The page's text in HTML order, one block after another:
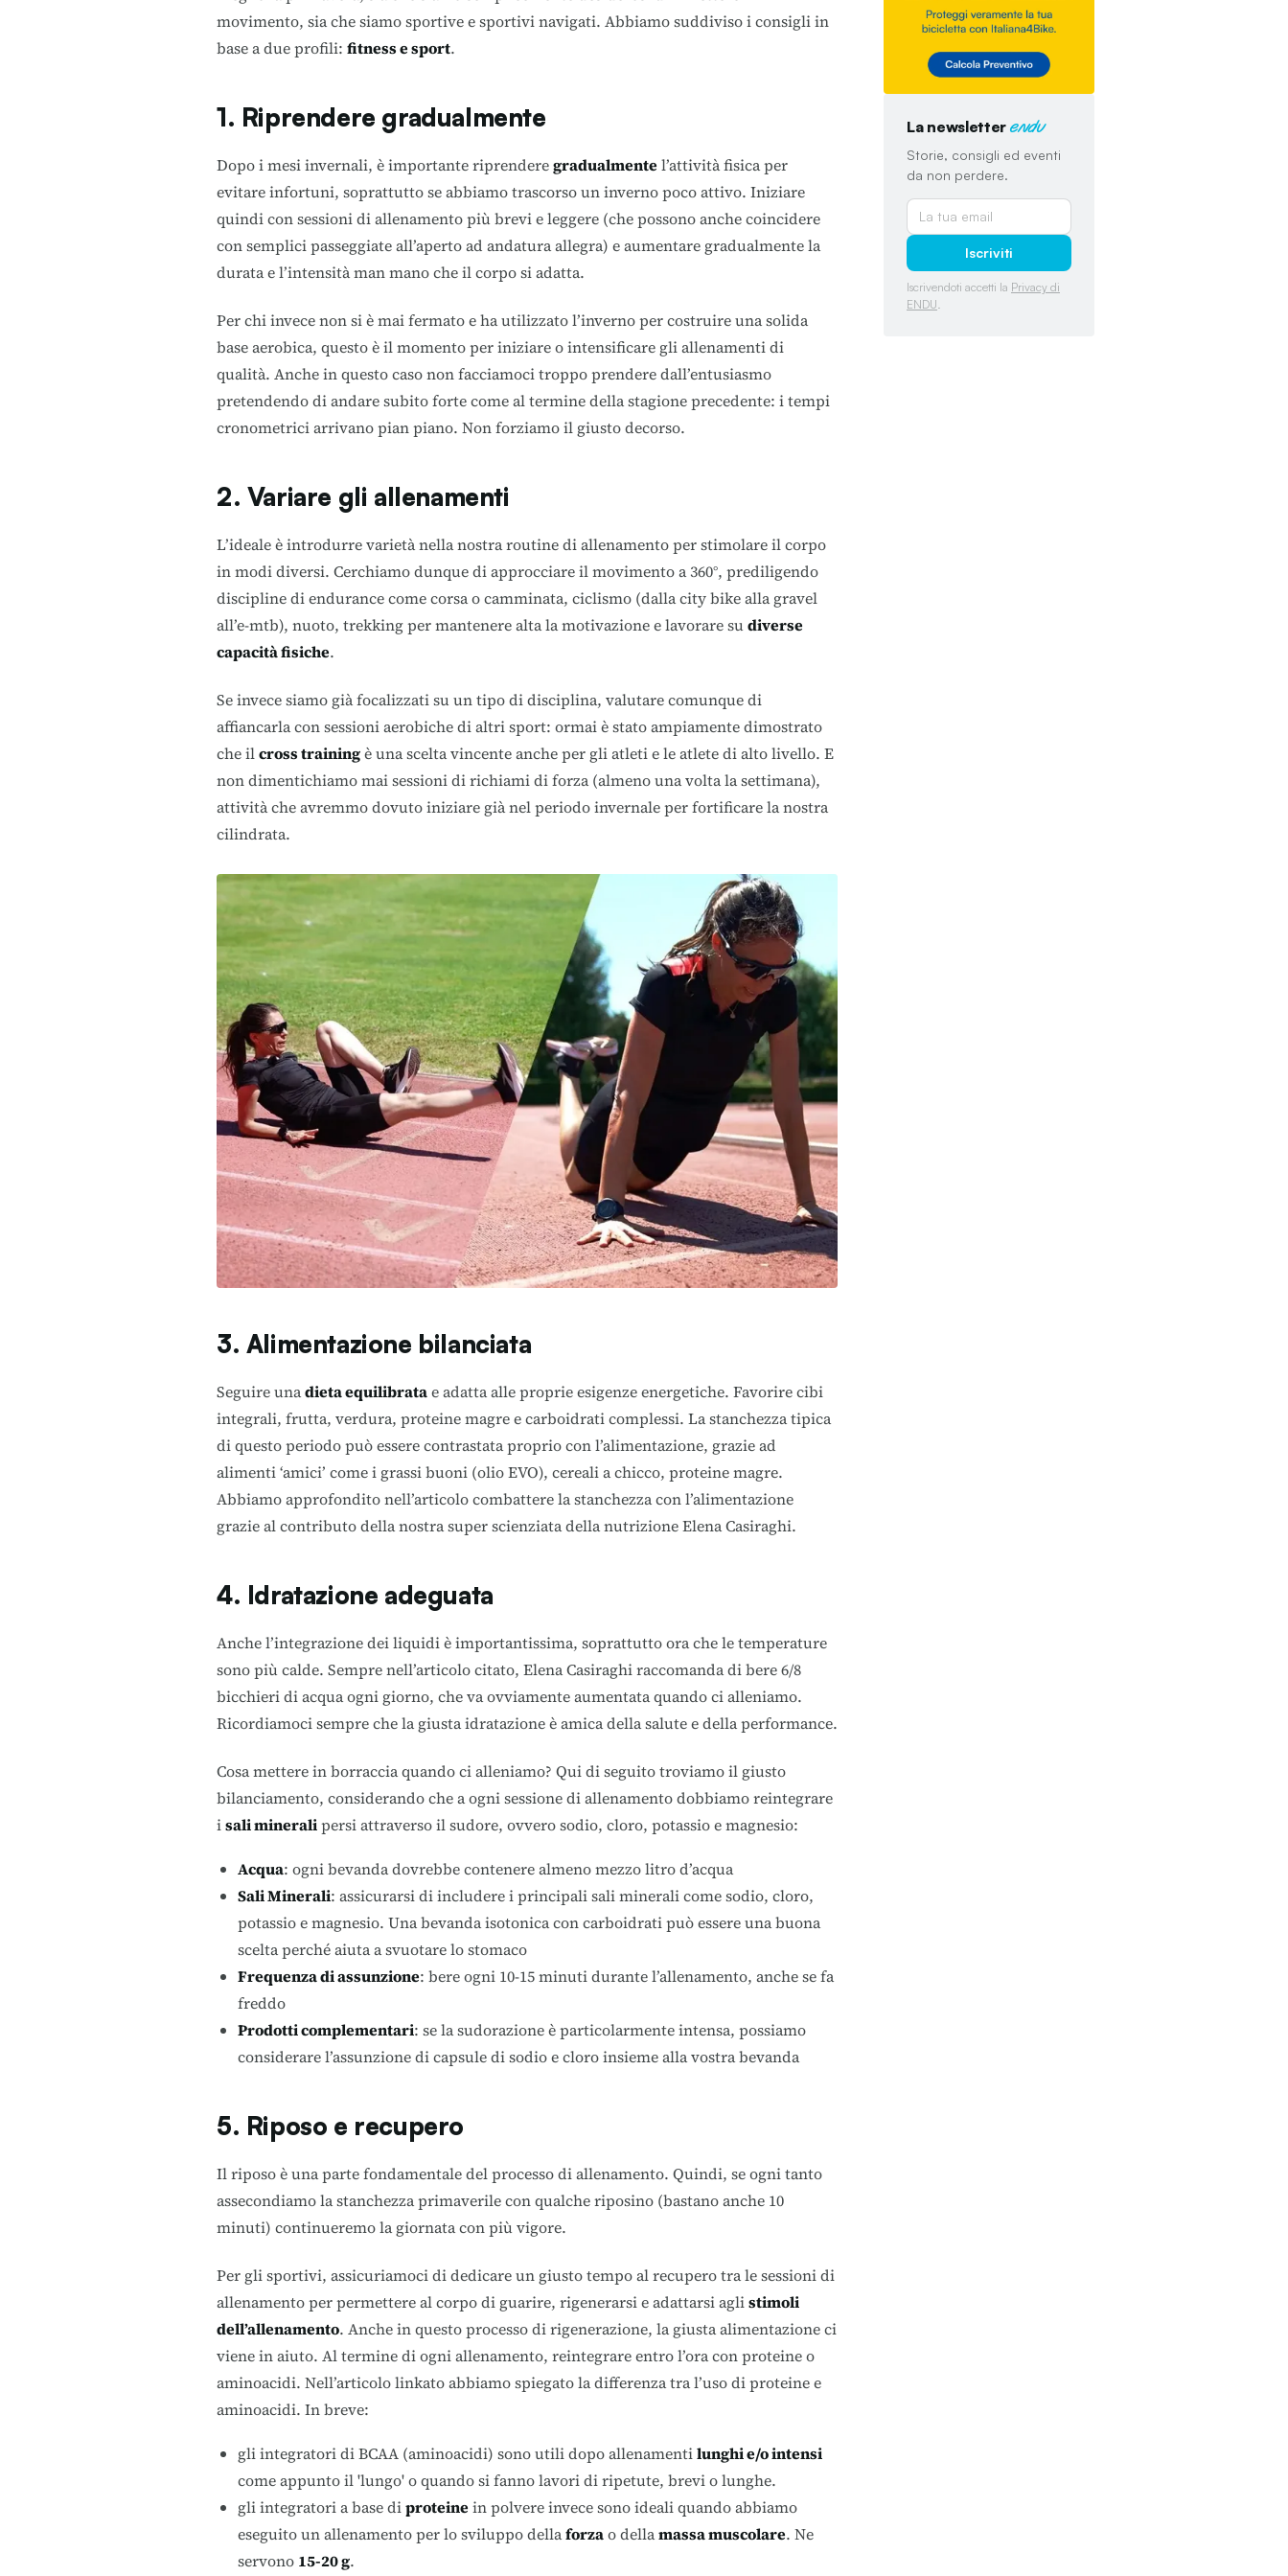
movimento, sia che siamo sportive e sportivi navigati. Abbiamo suddiviso i consigli in
base a due profili: fitness e sport.
1. Riprendere gradualmente
Dopo i mesi invernali, è importante riprenderegradualmentel’attività fisica per
evitare infortuni, soprattutto se abbiamo trascorso un inverno poco attivo. Iniziare
quindi con sessioni di allenamento più brevi e leggere (che possono anche coincidere
con semplici passeggiate all’aperto ad andatura allegra) e aumentare gradualmente la
durata e l’intensità man mano che il corpo si adatta.
Per chi invece non si è mai fermato e ha utilizzato l’inverno per costruire una solida
base aerobica, questo è il momento per iniziare o intensificare gli allenamenti di
qualità. Anche in questo caso non facciamoci troppo prendere dall’entusiasmo
pretendendo di andare subito forte come al termine della stagione precedente: i tempi
cronometrici arrivano pian piano. Non forziamo il giusto decorso.
2. Variare gli allenamenti
L’ideale è introdurre varietà nella nostra routine di allenamento per stimolare il corpo
in modi diversi. Cerchiamo dunque di approcciare il movimento a 360°, prediligendo
discipline di endurance come corsa o camminata, ciclismo (dalla city bike alla gravel
all’e-mtb), nuoto, trekking per mantenere alta la motivazione e lavorare sudiverse
capacità fisiche.
Se invece siamo già focalizzati su un tipo di disciplina, valutare comunque di
affiancarla con sessioni aerobiche di altri sport: ormai è stato ampiamente dimostrato
che ilcross trainingè una scelta vincente anche per gli atleti e le atlete di alto livello. E
non dimentichiamo mai sessioni di richiami di forza (almeno una volta la settimana),
attività che avremmo dovuto iniziare già nel periodo invernale per fortificare la nostra
cilindrata.
3. Alimentazione bilanciata
Seguire unadieta equilibratae adatta alle proprie esigenze energetiche. Favorire cibi
integrali, frutta, verdura, proteine magre e carboidrati complessi. La stanchezza tipica
di questo periodo può essere contrastata proprio con l’alimentazione, grazie ad
alimenti ‘amici’ come i grassi buoni (olio EVO), cereali a chicco, proteine magre.
Abbiamo approfondito nell’articolocombattere la stanchezza con l’alimentazione
grazie al contributo della nostra super scienziata della nutrizione Elena Casiraghi.
4. Idratazione adeguata
Anche l’integrazione dei liquidi è importantissima, soprattutto ora che le temperature
sono più calde. Sempre nell’articolo citato, Elena Casiraghi raccomanda di bere 6/8
bicchieri di acqua ogni giorno, che va ovviamente aumentata quando ci alleniamo.
Ricordiamoci sempre che la giusta idratazione è amica della salute e della performance.
Cosa mettere in borraccia quando ci alleniamo? Qui di seguito troviamo il giusto
bilanciamento, considerando che a ogni sessione di allenamento dobbiamo reintegrare
isali mineralipersi attraverso il sudore, ovvero sodio, cloro, potassio e magnesio:
Acqua: ogni bevanda dovrebbe contenere almeno mezzo litro d’acqua
Sali Minerali: assicurarsi di includere i principali sali minerali come sodio, cloro,
potassio e magnesio. Una bevanda isotonica con carboidrati può essere una buona
scelta perché aiuta a svuotare lo stomaco
Frequenza di assunzione: bere ogni 10-15 minuti durante l’allenamento, anche se fa
freddo
Prodotti complementari: se la sudorazione è particolarmente intensa, possiamo
considerare l’assunzione di capsule di sodio e cloro insieme alla vostra bevanda
5. Riposo e recupero
Il riposo è una parte fondamentale del processo di allenamento. Quindi, se ogni tanto
assecondiamo la stanchezza primaverile con qualche riposino (bastano anche 10
minuti) continueremo la giornata con più vigore.
Per gli sportivi, assicuriamoci di dedicare un giusto tempo al recupero tra le sessioni di
allenamento per permettere al corpo di guarire, rigenerarsi e adattarsi aglistimoli
dell’allenamento. Anche in questo processo di rigenerazione, la giusta alimentazione ci
viene in aiuto. Al termine di ogni allenamento, reintegrare entro l’ora con proteine o
aminoacidi. Nell’articolo linkato abbiamo spiegato ladifferenza tra l’uso di proteine e
aminoacidi. In breve:
gli integratori di BCAA (aminoacidi) sono utili dopo allenamentilunghi e/o intensi
come appunto il 'lungo' o quando si fanno lavori di ripetute, brevi o lunghe.
gli integratori a base diproteinein polvere invece sono ideali quando abbiamo
eseguito un allenamento per lo sviluppo dellaforzao dellamassa muscolare. Ne
servono 15-20 g.
La newsletter endu
Storie, consigli ed eventi
da non perdere.
Iscriviti
Iscrivendoti accetti la Privacy di
ENDU